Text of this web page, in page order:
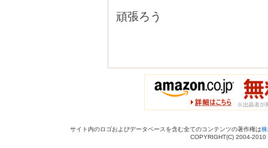
頑張ろう
サイト内のロゴおよびデータベースを含む全てのコンテンツの著作権は
COPYRIGHT(C) 2004-